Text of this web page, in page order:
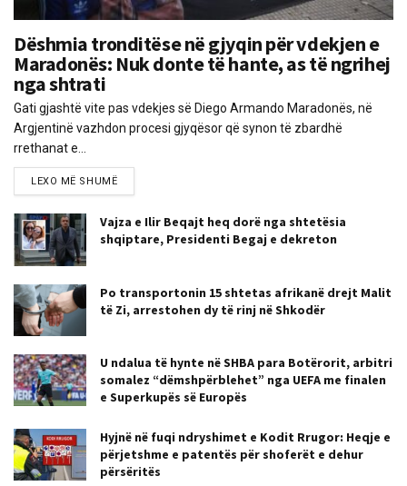
Dëshmia tronditëse në gjyqin për vdekjen e
Maradonës: Nuk donte të hante, as të ngrihej
nga shtrati
Gati gjashtë vite pas vdekjes së Diego Armando Maradonës, në
Argjentinë vazhdon procesi gjyqësor që synon të zbardhë
rrethanat e...
LEXO MË SHUMË
Vajza e Ilir Beqajt heq dorë nga shtetësia
shqiptare, Presidenti Begaj e dekreton
Po transportonin 15 shtetas afrikanë drejt Malit
të Zi, arrestohen dy të rinj në Shkodër
U ndalua të hynte në SHBA para Botërorit, arbitri
somalez “dëmshpërblehet” nga UEFA me finalen
e Superkupës së Europës
Hyjnë në fuqi ndryshimet e Kodit Rrugor: Heqje e
përjetshme e patentës për shoferët e dehur
përsëritës